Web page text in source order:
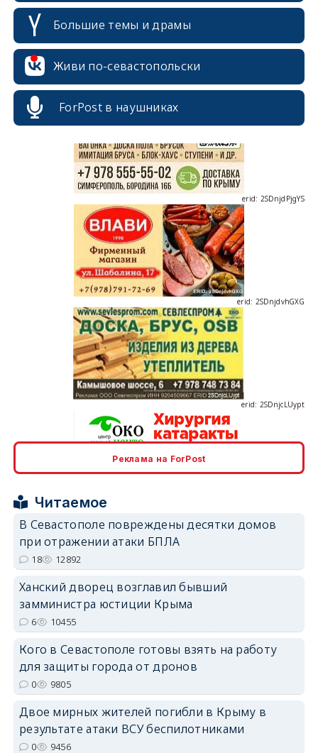
Большие темы и драмы
Живи по-севастопольски
ForPost в наушниках
erid: 2SDnjcrDNw6
erid: 2SDnjdvhGXG
erid: 2SDnjdPjgYS
Реклама на ForPost
Читаемое
В Севастополе повреждены десятки домов
при отражении атаки БПЛА
18 12892
Ханский дворец возглавил бывший
замминистра юстиции Крыма
6 10455
Кого в Севастополе готовы взять на работу
для защиты города от дронов
0 9805
Двое мирных жителей погибли в Крыму в
результате атаки ВСУ беспилотниками
0 9456